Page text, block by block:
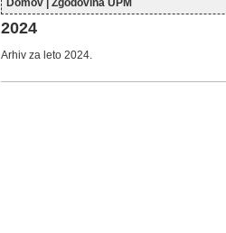
Nahajate se tukaj
Domov Zgodovina UPM
2024
Arhiv za leto 2024.